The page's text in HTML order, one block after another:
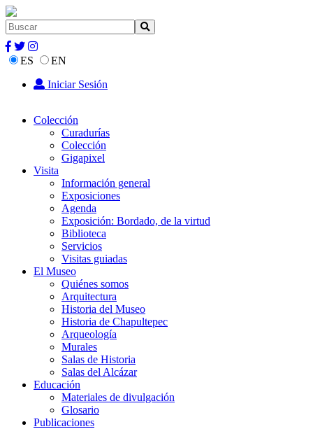
ES
EN
Iniciar Sesión
Colección
Curadurías
Colección
Gigapixel
Visita
Información general
Exposiciones
Agenda
Exposición: Bordado, de la virtud
Biblioteca
Servicios
Visitas guiadas
El Museo
Quiénes somos
Arquitectura
Historia del Museo
Historia de Chapultepec
Arqueología
Murales
Salas de Historia
Salas del Alcázar
Educación
Materiales de divulgación
Glosario
Publicaciones